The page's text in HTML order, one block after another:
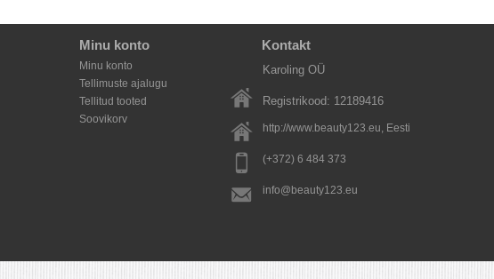
Minu konto
Minu konto
Tellimuste ajalugu
Tellitud tooted
Soovikorv
Kontakt
Karoling OÜ
Registrikood: 12189416
http://www.beauty123.eu, Eesti
(+372) 6 484 373
info@beauty123.eu